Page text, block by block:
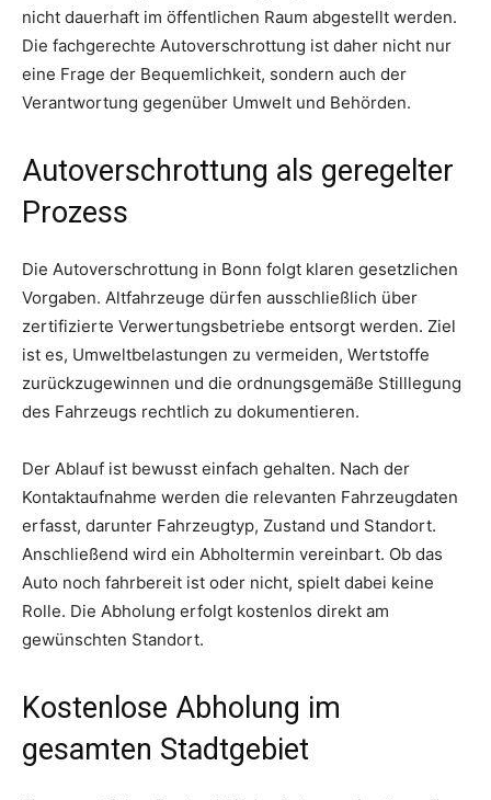
nicht dauerhaft im öffentlichen Raum abgestellt werden.
Die fachgerechte Autoverschrottung ist daher nicht nur
eine Frage der Bequemlichkeit, sondern auch der
Verantwortung gegenüber Umwelt und Behörden.
Autoverschrottung als geregelter
Prozess
Die Autoverschrottung in Bonn folgt klaren gesetzlichen
Vorgaben. Altfahrzeuge dürfen ausschließlich über
zertifizierte Verwertungsbetriebe entsorgt werden. Ziel
ist es, Umweltbelastungen zu vermeiden, Wertstoffe
zurückzugewinnen und die ordnungsgemäße Stilllegung
des Fahrzeugs rechtlich zu dokumentieren.
Der Ablauf ist bewusst einfach gehalten. Nach der
Kontaktaufnahme werden die relevanten Fahrzeugdaten
erfasst, darunter Fahrzeugtyp, Zustand und Standort.
Anschließend wird ein Abholtermin vereinbart. Ob das
Auto noch fahrbereit ist oder nicht, spielt dabei keine
Rolle. Die Abholung erfolgt kostenlos direkt am
gewünschten Standort.
Kostenlose Abholung im
gesamten Stadtgebiet